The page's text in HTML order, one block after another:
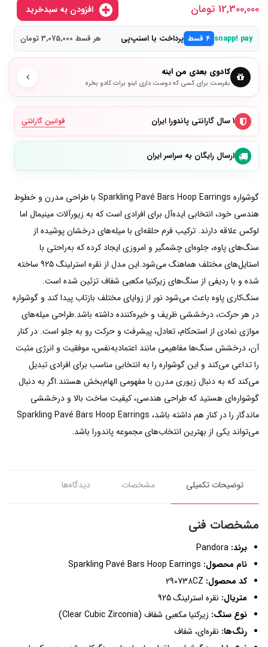
12,300,000 تومان
snapp! pay ۴ قسط پرداخت با اسنپ‌پی هر قسط 3,075,000 تومان
کادوی بعدی من اینه
بفرست برای کسی که دوست داری اینو برات کادو بخره
۱ سال گارانتی پاندورا ایران قوانین گارانتی
ارسال رایگان به سراسر ایران
گوشواره Sparkling Pavé Bars Hoop Earrings با طراحی مدرن و خطوط
هندسی خود، انتخابی ایده‌آل برای افرادی است که به زیورآلات مینیمال اما
لوکس علاقه دارند. ترکیب فرم حلقه‌ای با میله‌های درخشان پوشیده از
سنگ‌های پاوه، جلوه‌ای چشمگیر و امروزی ایجاد کرده که به‌راحتی با
استایل‌های مختلف هماهنگ می‌شود.این مدل از نقره استرلینگ ۹۲۵ ساخته
شده و با ردیفی از سنگ‌های زیرکنیا مکعبی شفاف تزئین شده است.
سنگ‌کاری پاوه باعث می‌شود نور از زوایای مختلف بازتاب پیدا کند و گوشواره
در هر حرکت، درخششی ظریف و خیره‌کننده داشته باشد.طراحی میله‌های
موازی نمادی از استحکام، تعادل، پیشرفت و حرکت رو به جلو است. در کنار
آن، درخشش سنگ‌ها مفاهیمی مانند اعتمادبه‌نفس، موفقیت و انرژی مثبت
را تداعی می‌کند و این گوشواره را به انتخابی مناسب برای افرادی تبدیل
می‌کند که به دنبال زیوری مدرن با مفهومی الهام‌بخش هستند.اگر به دنبال
گوشواره‌ای هستید که طراحی هندسی، کیفیت ساخت بالا و درخششی
ماندگار را در کنار هم داشته باشد، Sparkling Pavé Bars Hoop Earrings
می‌تواند یکی از بهترین انتخاب‌های مجموعه پاندورا باشد.
توضیحات تکمیلی مشخصات دیدگاه‌ها
مشخصات فنی
برند:
نام محصول:
کد محصول:
متریال: نقره استرلینگ 925
نوع سنگ: زیرکنیا مکعبی شفاف (Clear Cubic Zirconia)
رنگ‌ها: نقره‌ای، شفاف